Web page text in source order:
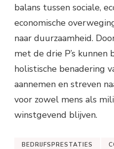
balans tussen sociale,
economische
naar duurzaamheid.
met de drie P’s kunnen
holistische benadering
aannemen en streven
voor zowel mens als
winstgevend blijven.
BEDRIJFSPRESTATIES